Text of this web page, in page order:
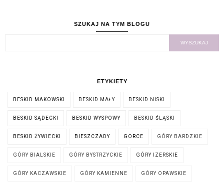
SZUKAJ NA TYM BLOGU
ETYKIETY
BESKID MAKOWSKI BESKID MAŁY BESKID NISKI
BESKID SĄDECKI BESKID WYSPOWY BESKID ŚLĄSKI
BESKID ŻYWIECKI BIESZCZADY GORCE GÓRY BARDZKIE
GÓRY BIALSKIE GÓRY BYSTRZYCKIE GÓRY IZERSKIE
GÓRY KACZAWSKIE GÓRY KAMIENNE GÓRY OPAWSKIE